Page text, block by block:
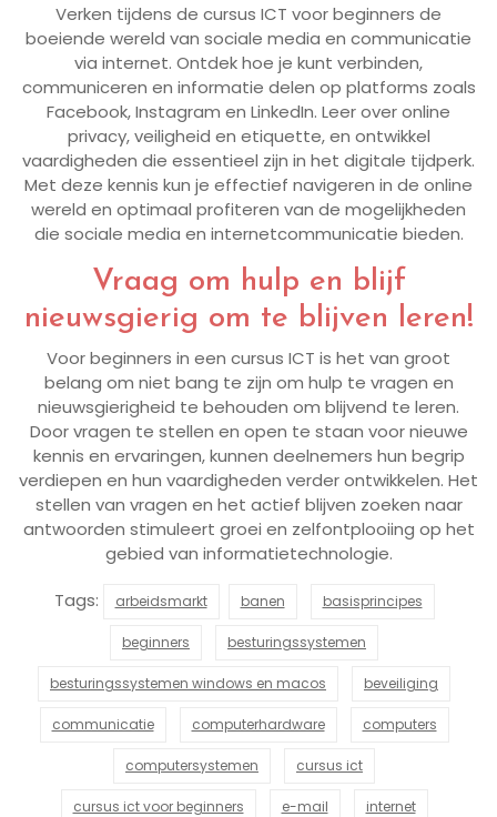
Verken tijdens de cursus ICT voor beginners de
boeiende wereld van sociale media en communicatie
via internet. Ontdek hoe je kunt verbinden,
communiceren en informatie delen op platforms zoals
Facebook, Instagram en LinkedIn. Leer over online
privacy, veiligheid en etiquette, en ontwikkel
vaardigheden die essentieel zijn in het digitale tijdperk.
Met deze kennis kun je effectief navigeren in de online
wereld en optimaal profiteren van de mogelijkheden
die sociale media en internetcommunicatie bieden.
Vraag om hulp en blijf
nieuwsgierig om te blijven leren!
Voor beginners in een cursus ICT is het van groot
belang om niet bang te zijn om hulp te vragen en
nieuwsgierigheid te behouden om blijvend te leren.
Door vragen te stellen en open te staan voor nieuwe
kennis en ervaringen, kunnen deelnemers hun begrip
verdiepen en hun vaardigheden verder ontwikkelen. Het
stellen van vragen en het actief blijven zoeken naar
antwoorden stimuleert groei en zelfontplooiing op het
gebied van informatietechnologie.
Tags:
arbeidsmarkt banen basisprincipes
beginners besturingssystemen
besturingssystemen windows en macos beveiliging
communicatie computerhardware computers
computersystemen cursus ict
cursus ict voor beginners e-mail internet